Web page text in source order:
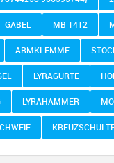
GABEL MB 1412
ARMKLEMME
LYRAGURTE
LYRAHAMMER